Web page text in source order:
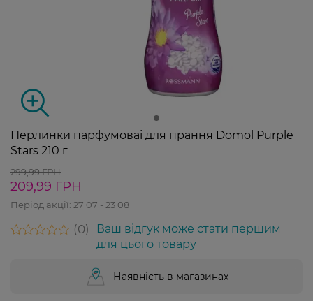
Перлинки парфумоваі для прання Domol Purple
Stars 210 г
299,99 ГРН
209,99 ГРН
Період акції: 27 07 - 23 08
0
Ваш відгук може стати першим
для цього товару
Наявність в магазинах